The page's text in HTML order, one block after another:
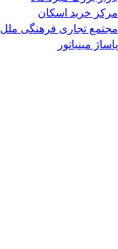
مرکز خرید اسکان
مجتمع تجاری فرهنگی ملل
پاساژ مینیاتور